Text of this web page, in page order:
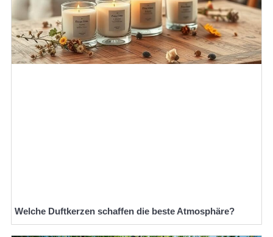
Welche Duftkerzen schaffen die beste Atmosphäre?